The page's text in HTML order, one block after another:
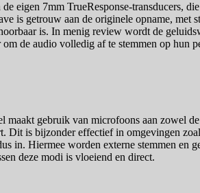
eigen 7mm TrueResponse-
is getrouw aan de originele opname,
is. In menig review wordt de
de audio volledig af te stemmen op hun
gebruik van microfoons aan zowel
Dit is bijzonder effectief in omgevingen
in. Hiermee worden externe stemmen
deze modi is vloeiend en direct.